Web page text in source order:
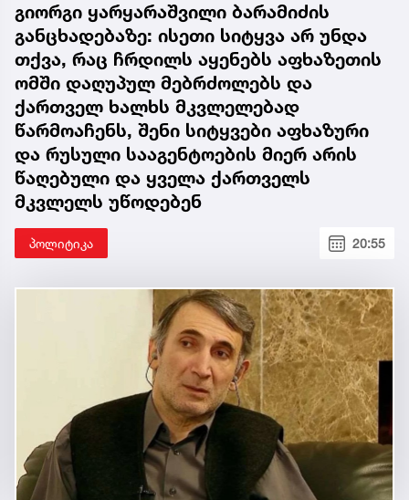
გიორგი ყარყარაშვილი ბარამიძის
განცხადებაზე: ისეთი სიტყვა არ უნდა
თქვა, რაც ჩრდილს აყენებს აფხაზეთის
ომში დაღუპულ მებრძოლებს და
ქართველ ხალხს მკვლელებად
წარმოაჩენს, შენი სიტყვები აფხაზური
და რუსული სააგენტოების მიერ არის
წაღებული და ყველა ქართველს
მკვლელს უწოდებენ
პოლიტიკა 20:55